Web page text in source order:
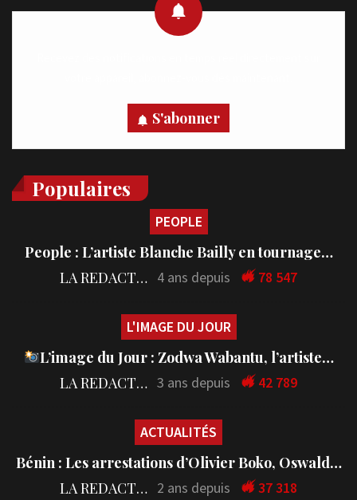
S'abonner
Populaires
PEOPLE
People : L’artiste Blanche Bailly en tournage…
LA REDACTION 4 ans depuis 78 547
L'IMAGE DU JOUR
L’image du Jour : Zodwa Wabantu, l’artiste…
LA REDACTION 3 ans depuis 42 789
ACTUALITÉS
Bénin : Les arrestations d’Olivier Boko, Oswald…
LA REDACTION 2 ans depuis 37 318